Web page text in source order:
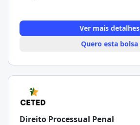
Ver mais detalhes
Quero esta bolsa
Direito Processual Penal